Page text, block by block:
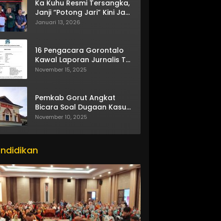
Ka Kuhu Resmi Tersangka,
Janji “Potong Jari” Kini Jadi
Bumerang
Januari 13, 2026
16 Pengacara Gorontalo
Kawal Laporan Jurnalis TV
One
November 15, 2025
Pemkab Gorut Angkat
Bicara Soal Dugaan Kasus
Asusila Oknum ASN
November 10, 2025